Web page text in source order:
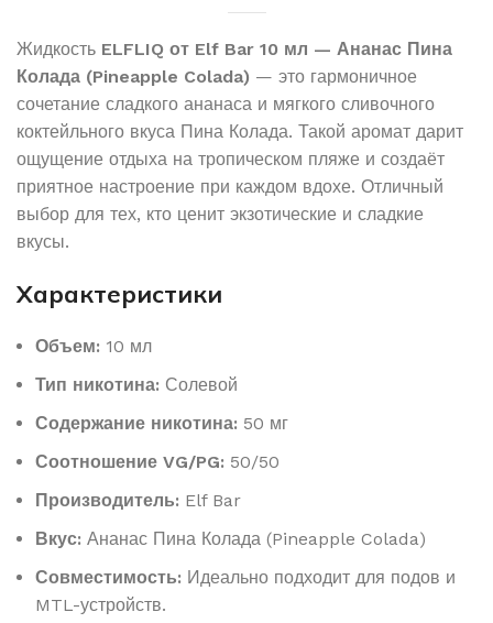
Жидкость ELFLIQ от Elf Bar 10 мл — Ананас Пина
Колада (Pineapple Colada) — это гармоничное
сочетание сладкого ананаса и мягкого сливочного
коктейльного вкуса Пина Колада. Такой аромат дарит
ощущение отдыха на тропическом пляже и создаёт
приятное настроение при каждом вдохе. Отличный
выбор для тех, кто ценит экзотические и сладкие
вкусы.
Характеристики
Объем: 10 мл
Тип никотина: Солевой
Содержание никотина: 50 мг
Соотношение VG/PG: 50/50
Производитель: Elf Bar
Вкус: Ананас Пина Колада (Pineapple Colada)
Совместимость: Идеально подходит для подов и
MTL-устройств.